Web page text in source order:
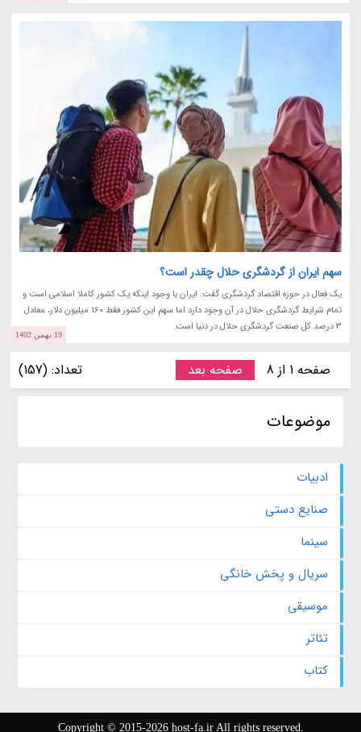
سهم ایران از گردشگری حلال چقدر است؟
یک فعال در حوزه اقتصاد گردشگری گفت: ایران با وجود اینکه یک کشور کاملا اسلامی است و
تمام شرایط گردشگری حلال در آن وجود دارد اما سهم این کشور فقط 160 میلیون دلار، معادل
3 درصد کل صنعت گردشگری حلال در دنیا است.
19 بهمن 1402
صفحه 1 از 8 صفحه بعد تعداد: (157)
موضوعات
ادبیات
صنایع دستی
سینما
سریال و پخش خانگی
موسیقی
تئاتر
کتاب
Copyright © 2015-2026 host-fa.ir All rights reserved.